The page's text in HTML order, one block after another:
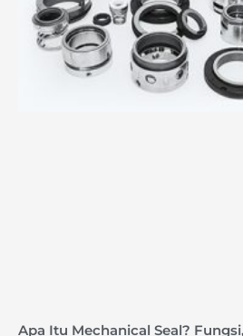
Apa Itu Mechanical Seal?